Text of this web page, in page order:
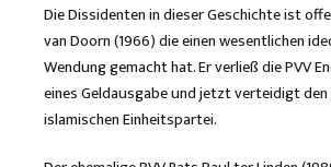
Die Dissidenten in dieser Geschichte ist
van Doorn (1966) die einen wesentlichen
Wendung gemacht hat. Er verließ die PVV
eines Geldausgabe und jetzt verteidigt
islamischen Einheitspartei.